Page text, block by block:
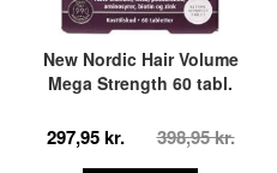
New Nordic Hair Volume
Mega Strength 60 tabl.
297,95 kr. 398,95 kr.